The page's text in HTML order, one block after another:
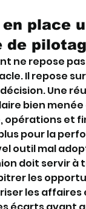
place
de
ne repose
Il repose
Une
bien
opérations et
pour la
outil mal
doit servir à
les
les affaires